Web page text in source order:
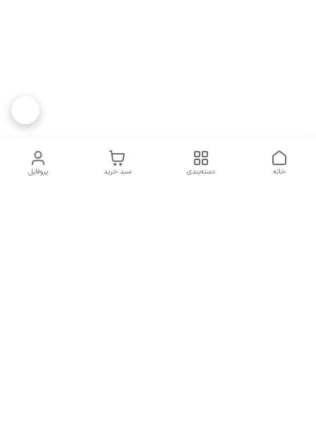
پروفایل سبد خرید دسته‌بندی خانه